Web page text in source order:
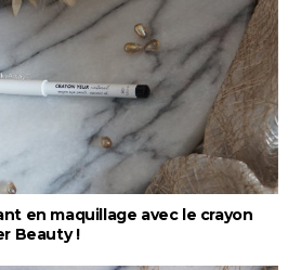
en maquillage avec le crayon
Beauty !